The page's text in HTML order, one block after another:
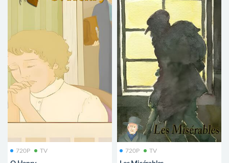
720P TV 720P TV